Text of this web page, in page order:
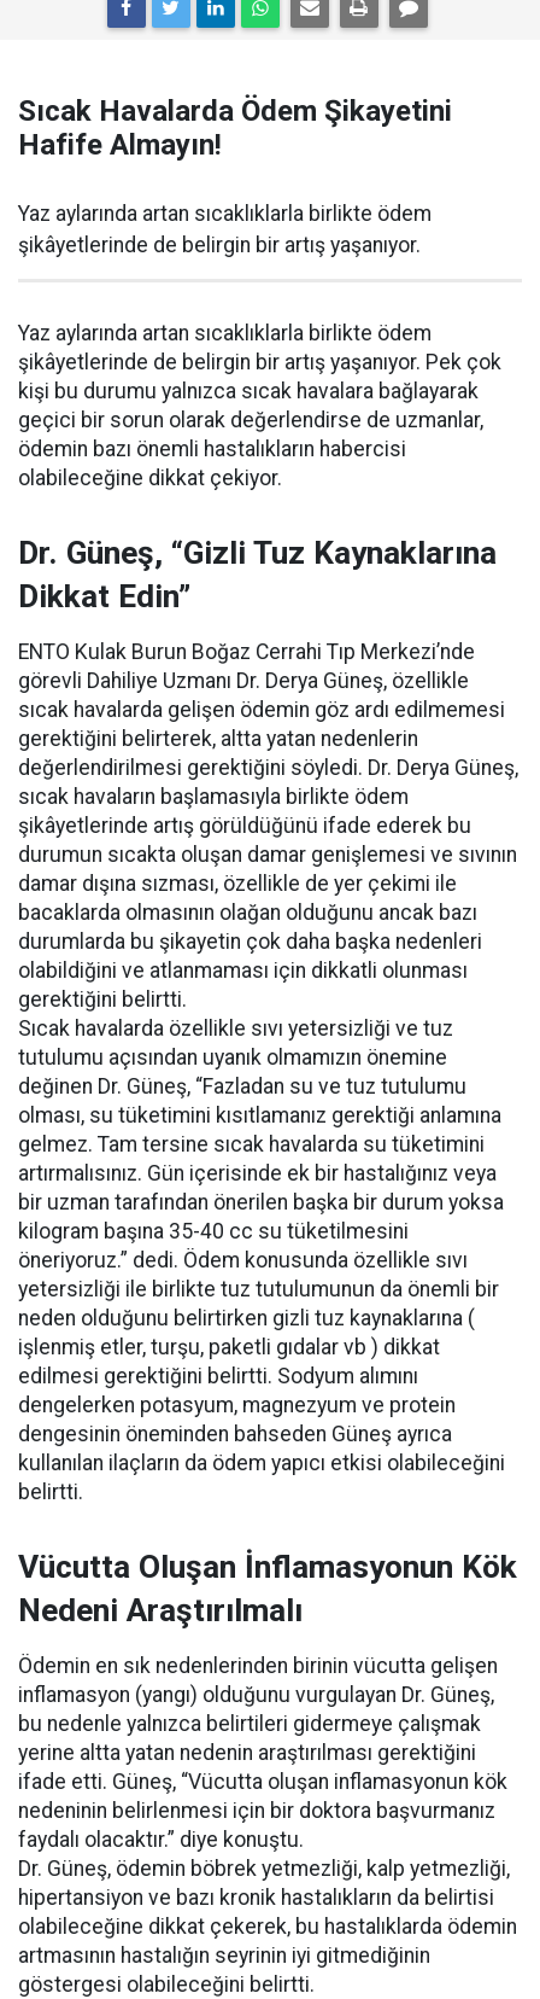
Sıcak Havalarda Ödem Şikayetini
Hafife Almayın!
Yaz aylarında artan sıcaklıklarla birlikte ödem
şikâyetlerinde de belirgin bir artış yaşanıyor.
Yaz aylarında artan sıcaklıklarla birlikte ödem
şikâyetlerinde de belirgin bir artış yaşanıyor. Pek çok
kişi bu durumu yalnızca sıcak havalara bağlayarak
geçici bir sorun olarak değerlendirse de uzmanlar,
ödemin bazı önemli hastalıkların habercisi
olabileceğine dikkat çekiyor.
Dr. Güneş, “Gizli Tuz Kaynaklarına
Dikkat Edin”
ENTO Kulak Burun Boğaz Cerrahi Tıp Merkezi’nde
görevli Dahiliye Uzmanı Dr. Derya Güneş, özellikle
sıcak havalarda gelişen ödemin göz ardı edilmemesi
gerektiğini belirterek, altta yatan nedenlerin
değerlendirilmesi gerektiğini söyledi. Dr. Derya Güneş,
sıcak havaların başlamasıyla birlikte ödem
şikâyetlerinde artış görüldüğünü ifade ederek bu
durumun sıcakta oluşan damar genişlemesi ve sıvının
damar dışına sızması, özellikle de yer çekimi ile
bacaklarda olmasının olağan olduğunu ancak bazı
durumlarda bu şikayetin çok daha başka nedenleri
olabildiğini ve atlanmaması için dikkatli olunması
gerektiğini belirtti.
Sıcak havalarda özellikle sıvı yetersizliği ve tuz
tutulumu açısından uyanık olmamızın önemine
değinen Dr. Güneş, “Fazladan su ve tuz tutulumu
olması, su tüketimini kısıtlamanız gerektiği anlamına
gelmez. Tam tersine sıcak havalarda su tüketimini
artırmalısınız. Gün içerisinde ek bir hastalığınız veya
bir uzman tarafından önerilen başka bir durum yoksa
kilogram başına 35-40 cc su tüketilmesini
öneriyoruz.” dedi. Ödem konusunda özellikle sıvı
yetersizliği ile birlikte tuz tutulumunun da önemli bir
neden olduğunu belirtirken gizli tuz kaynaklarına (
işlenmiş etler, turşu, paketli gıdalar vb ) dikkat
edilmesi gerektiğini belirtti. Sodyum alımını
dengelerken potasyum, magnezyum ve protein
dengesinin öneminden bahseden Güneş ayrıca
kullanılan ilaçların da ödem yapıcı etkisi olabileceğini
belirtti.
Vücutta Oluşan İnflamasyonun Kök
Nedeni Araştırılmalı
Ödemin en sık nedenlerinden birinin vücutta gelişen
inflamasyon (yangı) olduğunu vurgulayan Dr. Güneş,
bu nedenle yalnızca belirtileri gidermeye çalışmak
yerine altta yatan nedenin araştırılması gerektiğini
ifade etti. Güneş, “Vücutta oluşan inflamasyonun kök
nedeninin belirlenmesi için bir doktora başvurmanız
faydalı olacaktır.” diye konuştu.
Dr. Güneş, ödemin böbrek yetmezliği, kalp yetmezliği,
hipertansiyon ve bazı kronik hastalıkların da belirtisi
olabileceğine dikkat çekerek, bu hastalıklarda ödemin
artmasının hastalığın seyrinin iyi gitmediğinin
göstergesi olabileceğini belirtti.